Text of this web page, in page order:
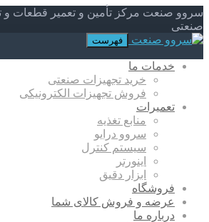
سروو صنعت مرکز تأمین و تعمیر قطعات و
صنعتی
فهرست
خدمات ما
خرید تجهیزات صنعتی
فروش تجهیزات الکترونیکی
تعمیرات
منابع تغذیه
سروو درایو
سیستم کنترل
اینورتر
ابزار دقیق
فروشگاه
عرضه و فروش کالای شما
درباره ما